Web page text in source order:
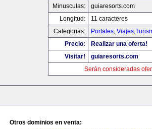
Minusculas:
guiaresorts.com
Longitud:
11 caracteres
Categorias:
Portales,
Precio:
Realizar una oferta!
Visitar!
guiaresorts.com
Serán consideradas
Otros dominios en venta: